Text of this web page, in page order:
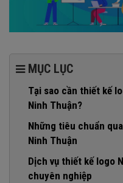
MỤC LỤC
Tại sao cần thiết kế
Ninh Thuận?
Những tiêu chuẩn
Ninh Thuận
Dịch vụ thiết kế logo
chuyên nghiệp